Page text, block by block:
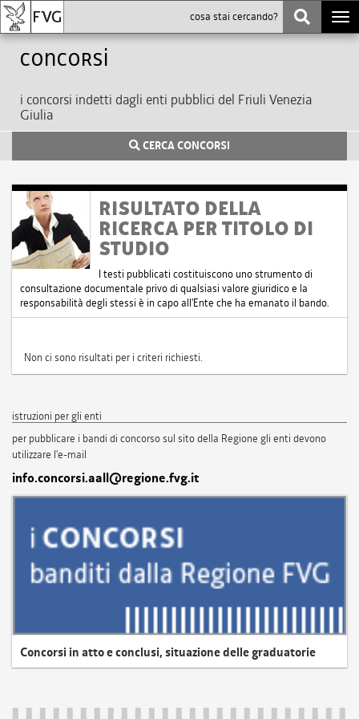
Concorsi
i concorsi indetti dagli enti pubblici del Friuli Venezia
Giulia
CERCA CONCORSI
RISULTATO DELLA
RICERCA PER TITOLO DI
STUDIO
I testi pubblicati costituiscono uno strumento di
consultazione documentale privo di qualsiasi valore giuridico e la
responsabilità degli stessi è in capo all'Ente che ha emanato il bando.
Non ci sono risultati per i criteri richiesti.
istruzioni per gli enti
per pubblicare i bandi di concorso sul sito della Regione gli enti devono
utilizzare l'e-mail
info.concorsi.aall@regione.fvg.it
Concorsi in atto e conclusi, situazione delle graduatorie